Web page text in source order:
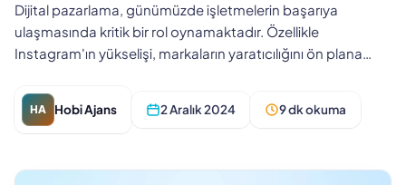
Dijital pazarlama, günümüzde işletmelerin başarıya
ulaşmasında kritik bir rol oynamaktadır. Özellikle
Instagram'ın yükselişi, markaların yaratıcılığını ön plana
HA Hobi Ajans 2 Aralık 2024 9 dk okuma